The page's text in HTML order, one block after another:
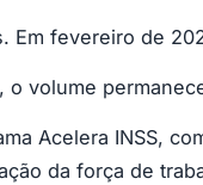
fevereiro de
volume
Acelera INSS,
da força de